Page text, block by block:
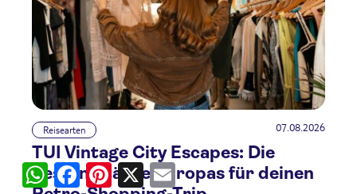
Reisearten 07.08.2026
TUI Vintage City Escapes: Die
besten Städte Europas für deinen
WhatsAppFacebookPinterest
X Email